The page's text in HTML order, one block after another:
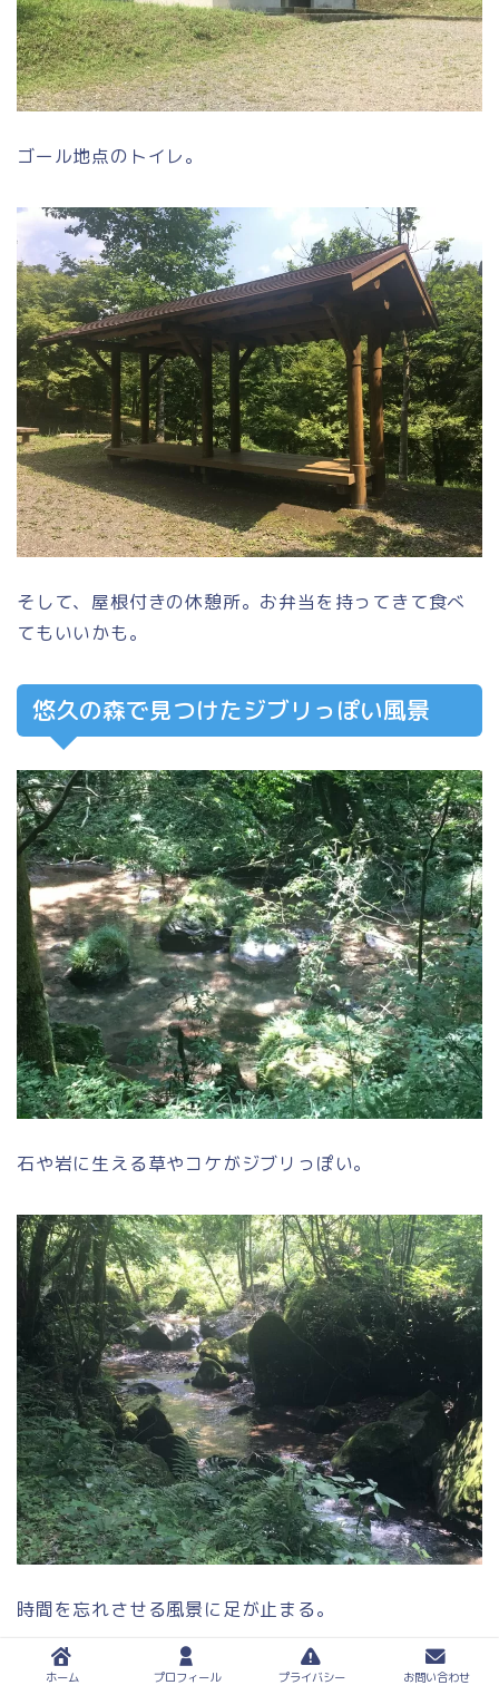
ゴール地点のトイレ。
そして、屋根付きの休憩所。お弁当を持ってきて食べ
てもいいかも。
悠久の森で見つけたジブリっぽい風景
石や岩に生える草やコケがジブリっぽい。
時間を忘れさせる風景に足が止まる。
ホーム プロフィール プライバシー お問い合わせ